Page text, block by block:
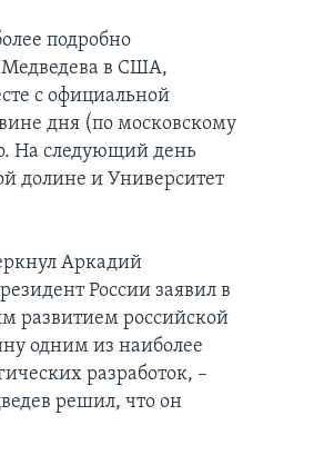
подробно
Медведева в США,
с официальной
дня (по московскому
На следующий день
долине и Университет
Аркадий
России заявил в
развитием российской
одним из наиболее
разработок, –
решил, что он